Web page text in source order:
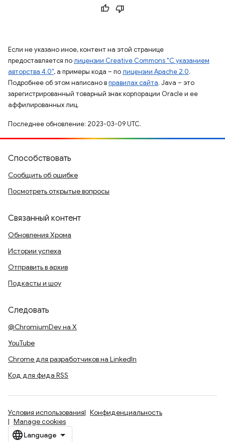
Если не указано иное, контент на этой странице
предоставляется полицензии Creative Commons "С указанием
авторства 4.0", а примеры кода – полицензии Apache 2.0.
Подробнее об этом написано вправилах сайта. Java – это
зарегистрированный товарный знак корпорации Oracle и ее
аффилированных лиц.
Последнее обновление: 2023-03-09 UTC.
Способствовать
Сообщить об ошибке
Посмотреть открытые вопросы
Связанный контент
Обновления Хрома
Истории успеха
Отправить в архив
Подкасты и шоу
Следовать
@ChromiumDev на X
YouTube
Chrome для разработчиков на LinkedIn
Код для фида RSS
Условия использования
Конфиденциальность
Manage cookies